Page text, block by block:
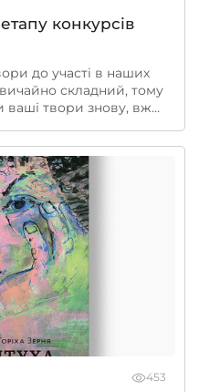
конкурсів
до участі в наших
складний, тому
ваші твори знову, вже
453